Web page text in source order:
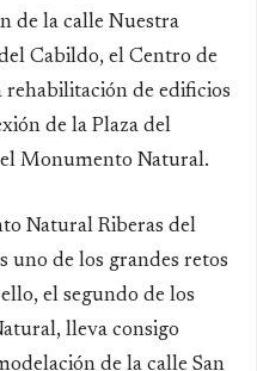
de la calle Nuestra
Cabildo, el Centro de
de edificios
de la Plaza del
Monumento Natural.
Natural Riberas del
uno de los grandes retos
el segundo de los
, lleva consigo
de la calle San